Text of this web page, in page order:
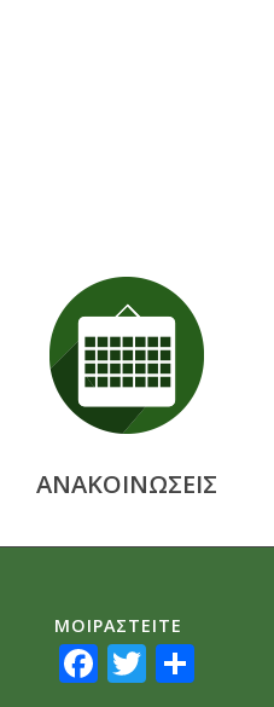
ΑΝΑΚΟΙΝΩΣΕΙΣ
ΜΟΙΡΑΣTEITE
Facebook
Twitter
Share